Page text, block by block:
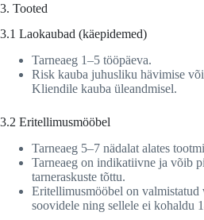
3. Tooted
3.1 Laokaubad (käepidemed)
Tarneaeg 1–5 tööpäeva.
Risk kauba juhusliku hävimise
Kliendile kauba üleandmisel.
3.2 Eritellimusmööbel
Tarneaeg 5–7 nädalat alates
Tarneaeg on indikatiivne ja võib
tarneraskuste tõttu.
Eritellimusmööbel on
soovidele ning sellele ei kohaldu